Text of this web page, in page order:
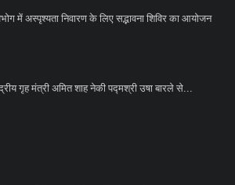
में अस्पृश्यता निवारण के लिए सद्भावना शिविर का आयोजन
गृह मंत्री अमित शाह नेकी पद्मश्री उषा बारले से...